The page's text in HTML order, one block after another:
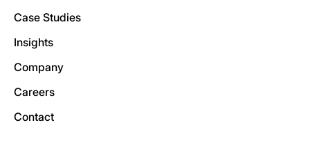
Case Studies
Insights
Company
Careers
Contact